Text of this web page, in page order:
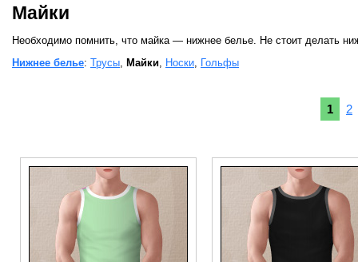
Майки
Необходимо помнить, что майка — нижнее белье. Не стоит делать
Нижнее белье: Трусы Майки Носки Гольфы
1 2